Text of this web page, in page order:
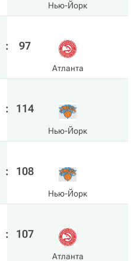
Нью-Йорк
: 97
Атланта
: 114
Нью-Йорк
: 108
Нью-Йорк
: 107
Атланта